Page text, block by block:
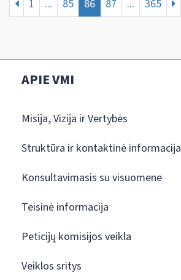
1 ... 85 86 87 ... 365
APIE VMI
Misija, Vizija ir Vertybės
Struktūra ir kontaktinė informacija
Konsultavimasis su visuomene
Teisinė informacija
Peticijų komisijos veikla
Veiklos sritys